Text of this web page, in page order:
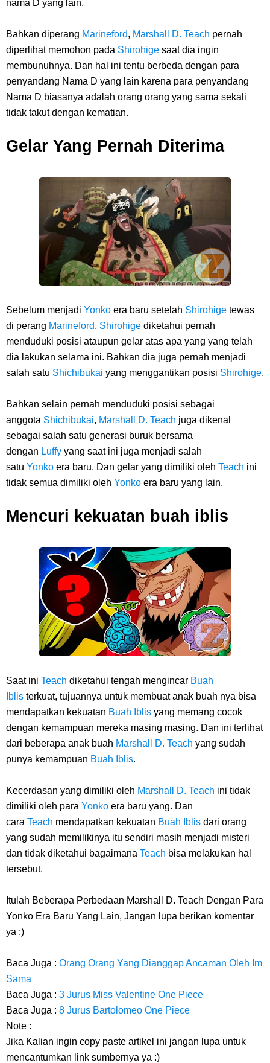
nama D yang lain.
Bahkan diperang Marineford, Marshall D. Teach pernah
diperlihat memohon pada Shirohige saat dia ingin
membunuhnya. Dan hal ini tentu berbeda dengan para
penyandang Nama D yang lain karena para penyandang
Nama D biasanya adalah orang orang yang sama sekali
tidak takut dengan kematian.
Gelar Yang Pernah Diterima
Sebelum menjadi Yonko era baru setelah Shirohige tewas
di perang Marineford, Shirohige diketahui pernah
menduduki posisi ataupun gelar atas apa yang yang telah
dia lakukan selama ini. Bahkan dia juga pernah menjadi
salah satu Shichibukai yang menggantikan posisi Shirohige.
Bahkan selain pernah menduduki posisi sebagai
anggota Shichibukai, Marshall D. Teach juga dikenal
sebagai salah satu generasi buruk bersama
dengan Luffy yang saat ini juga menjadi salah
satu Yonko era baru. Dan gelar yang dimiliki oleh Teach ini
tidak semua dimiliki oleh Yonko era baru yang lain.
Mencuri kekuatan buah iblis
Saat ini Teach diketahui tengah mengincar Buah
Iblis terkuat, tujuannya untuk membuat anak buah nya bisa
mendapatkan kekuatan Buah Iblis yang memang cocok
dengan kemampuan mereka masing masing. Dan ini terlihat
dari beberapa anak buah Marshall D. Teach yang sudah
punya kemampuan Buah Iblis.
Kecerdasan yang dimiliki oleh Marshall D. Teach ini tidak
dimiliki oleh para Yonko era baru yang. Dan
cara Teach mendapatkan kekuatan Buah Iblis dari orang
yang sudah memilikinya itu sendiri masih menjadi misteri
dan tidak diketahui bagaimana Teach bisa melakukan hal
tersebut.
Itulah Beberapa Perbedaan Marshall D. Teach Dengan Para
Yonko Era Baru Yang Lain, Jangan lupa berikan komentar
ya :)
Baca Juga : Orang Orang Yang Dianggap Ancaman Oleh Im
Sama
Baca Juga : 3 Jurus Miss Valentine One Piece
Baca Juga : 8 Jurus Bartolomeo One Piece
Note :
Jika Kalian ingin copy paste artikel ini jangan lupa untuk
mencantumkan link sumbernya ya :)